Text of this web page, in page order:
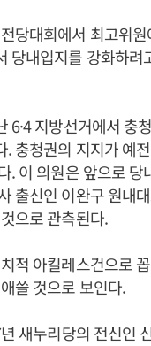
당대회에서 최고위
당내입지를 강화하려
6·4 지방선거에서 충
. 충청권의 지지가 예
. 이 의원은 앞으로 당
출신인 이완구 원내
으로 관측된다.
적 아킬레스건으로
쓸 것으로 보인다.
새누리당의 전신인